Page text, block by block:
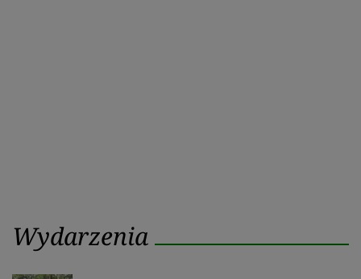
Wydarzenia